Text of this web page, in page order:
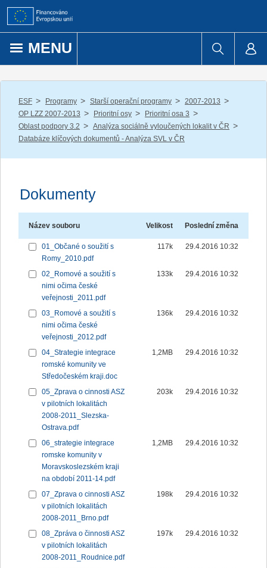
Přejít k obsahu
MENU
ESF / Programy / Starší operační programy / 2007-2013 /
OP LZZ 2007-2013 / Prioritní osy / Prioritní osa 3 /
Oblast podpory 3.2 / Analýza sociálně vyloučených lokalit v ČR /
Databáze klíčových dokumentů - Analýza SVL v ČR
Dokumenty
Název souboru Velikost Poslední změna
01_Občané o soužití s
Romy_2010.pdf
117k 29.4.2016 10:32
02_Romové a soužití s
nimi očima české
veřejnosti_2011.pdf
133k 29.4.2016 10:32
03_Romové a soužití s
nimi očima české
veřejnosti_2012.pdf
136k 29.4.2016 10:32
04_Strategie integrace
romské komunity ve
Středočeském kraji.doc
1,2MB 29.4.2016 10:32
05_Zprava o cinnosti ASZ
v pilotních lokalitách
2008-2011_Slezska-
Ostrava.pdf
203k 29.4.2016 10:32
06_strategie integrace
romske komunity v
Moravskoslezském kraji
na období 2011-14.pdf
1,2MB 29.4.2016 10:32
07_Zprava o cinnosti ASZ
v pilotních lokalitách
2008-2011_Brno.pdf
198k 29.4.2016 10:32
08_Zpráva o činnosti ASZ
v pilotních lokalitách
2008-2011_Roudnice.pdf
197k 29.4.2016 10:32